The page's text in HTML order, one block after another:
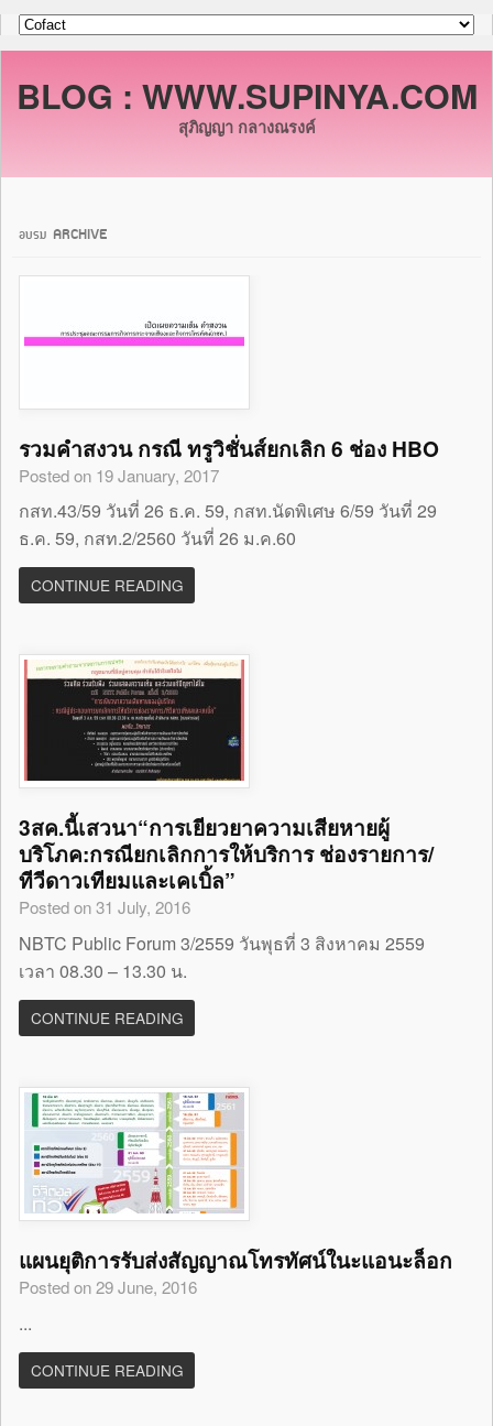
BLOG : WWW.SUPINYA.COM
สุภิญญา กลางณรงค์
อบรม ARCHIVE
รวมคำสงวน กรณี ทรูวิชั่นส์ยกเลิก 6 ช่อง HBO
Posted on 19 January, 2017
กสท.43/59 วันที่ 26 ธ.ค. 59, กสท.นัดพิเศษ 6/59 วันที่ 29
ธ.ค. 59, กสท.2/2560 วันที่ 26 ม.ค.60
CONTINUE READING
3สค.นี้เสวนา“การเยียวยาความเสียหายผู้
บริโภค:กรณียกเลิกการให้บริการ ช่องรายการ/
ทีวีดาวเทียมและเคเบิ้ล”
Posted on 31 July, 2016
NBTC Public Forum 3/2559 วันพุธที่ 3 สิงหาคม 2559
เวลา 08.30 – 13.30 น.
CONTINUE READING
แผนยุติการรับส่งสัญญาณโทรทัศน์ในะแอนะล็อก
Posted on 29 June, 2016
...
CONTINUE READING